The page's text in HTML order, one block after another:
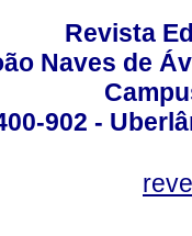
Revista
Naves de
902 -